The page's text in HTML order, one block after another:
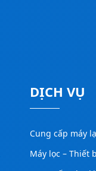
DỊCH VỤ
Cung cấp máy
Máy lọc – Thiết